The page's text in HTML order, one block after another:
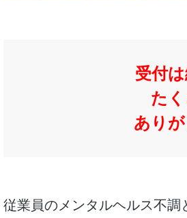
受付
た
あり
従業員のメンタルヘルス不調